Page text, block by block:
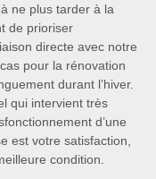
ne plus tarder à la
de prioriser
directe avec notre
pour la rénovation
durant l’hiver.
qui intervient très
d’une
est votre satisfaction,
condition.